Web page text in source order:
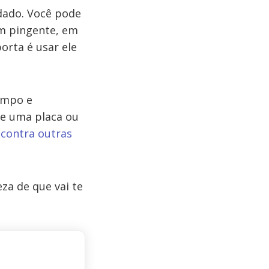
Você pode
pingente, em
é usar ele
e
uma placa ou
outras
de que vai te